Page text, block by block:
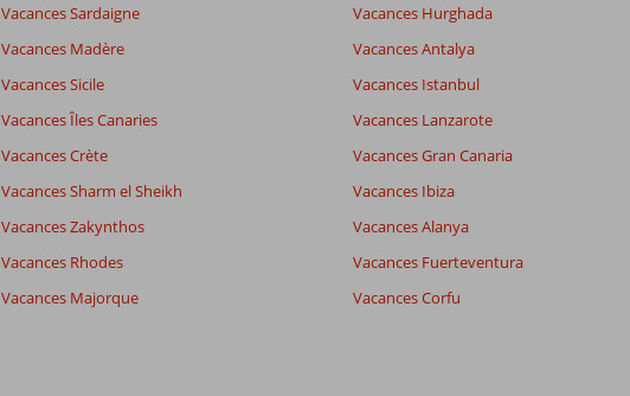
Manger
8,0
Chambres
Qualité-wifi 8,9
Tous
datum (nieuw > oud)
Vacances Sardaigne
Vacances Madère
Vacances Sicile
Vacances Îles Canaries
Vacances Crète
Vacances Sharm el Sheikh
Vacances Zakynthos
Vacances Rhodes
Vacances Majorque
Vacances Hurghada
Vacances Antalya
Vacances Istanbul
Vacances Lanzarote
Vacances Gran Canaria
Vacances Ibiza
Vacances Alanya
Vacances Fuerteventura
Vacances Corfu